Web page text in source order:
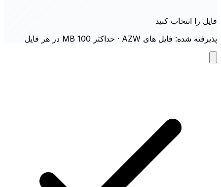
فایل را انتخاب کنید
پذیرفته شده: فایل های AZW · حداکثر 100 MB در هر فایل